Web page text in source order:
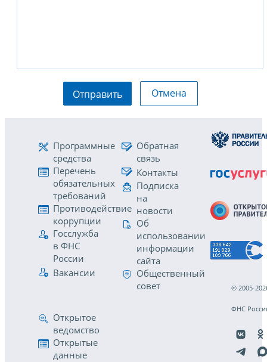
Отправить Отмена
Программные
средства
Перечень
обязательных
требований
Противодействие
коррупции
Госслужба
в ФНС
России
Вакансии
Обратная
связь
Контакты
Подписка
на
новости
Об
использовании
информации
сайта
Общественный
совет
Открытое
ведомство
Открытые
данные
© 2005-
ФНС